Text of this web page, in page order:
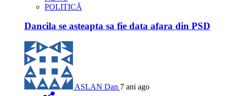
POLITICĂ
Dancila se asteapta sa fie data afara din PSD
ASLAN Dan 7 ani ago